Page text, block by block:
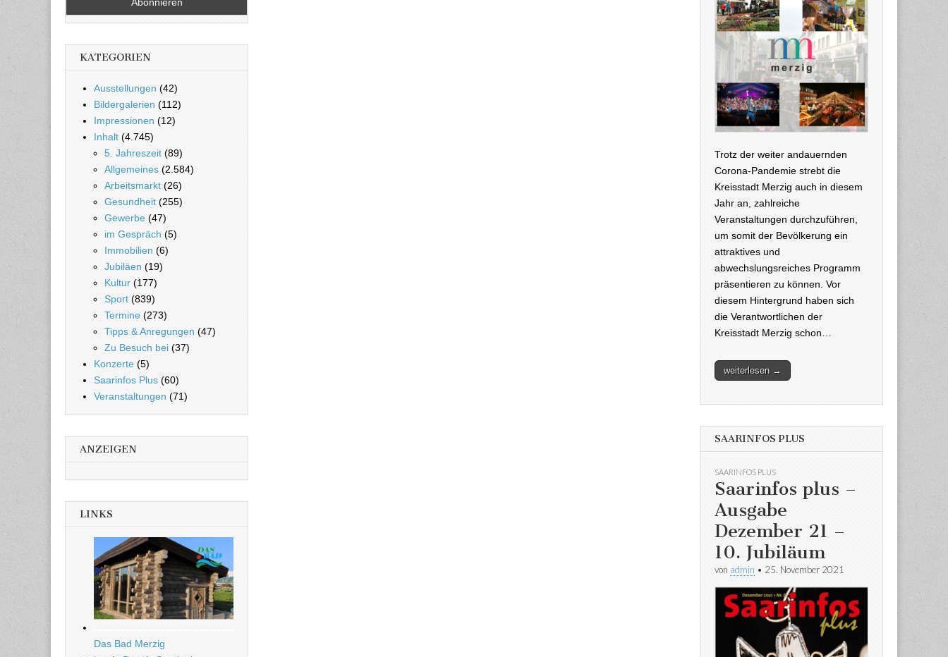
KATEGORIEN
Ausstellungen (42)
Bildergalerien (112)
Impressionen (12)
Inhalt (4.745)
5. Jahreszeit (89)
Allgemeines (2.584)
Arbeitsmarkt (26)
Gesundheit (255)
Gewerbe (47)
im Gespräch (5)
Immobilien (6)
Jubiläen (19)
Kultur (177)
Sport (839)
Termine (273)
Tipps & Anregungen (47)
Zu Besuch bei (37)
Konzerte (5)
Saarinfos Plus (60)
Veranstaltungen (71)
ANZEIGEN
LINKS
Das Bad Merzig
Trotz der weiter andauernden
Corona-Pandemie strebt die
Kreisstadt Merzig auch in diesem
Jahr an, zahlreiche
Veranstaltungen durchzuführen,
um somit der Bevölkerung ein
attraktives und
abwechslungsreiches Programm
präsentieren zu können. Vor
diesem Hintergrund haben sich
die Verantwortlichen der
Kreisstadt Merzig schon…
weiterlesen →
SAARINFOS PLUS
SAARINFOS PLUS
Saarinfos plus –
Ausgabe
Dezember 21 –
10. Jubiläum
von admin • 25. November 2021